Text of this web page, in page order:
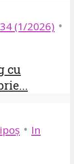
(1/2026) •
cu
• In